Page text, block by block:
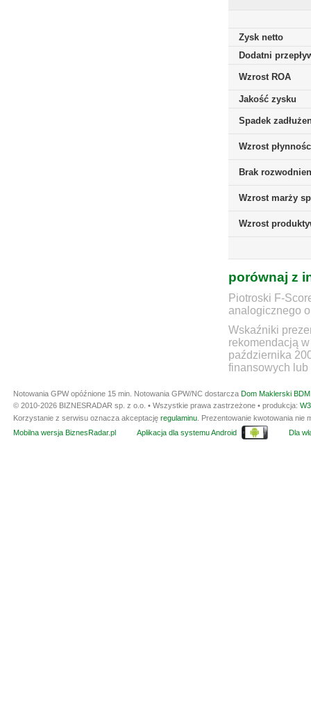
Zysk netto
Dodatni
Wzrost ROA
Jakość zysku
Spadek
Wzrost
Brak
Wzrost marży
Wzrost
porównaj z
Piotroski F-
analogicznego
Wskaźniki
rekomendacją
października
finansowych lub
Notowania GPW opóźnione 15 min. Notowania GPW/NC dostarcza Dom Maklerski
© 2010-2026 BIZNESRADAR sp. z o.o. • Wszystkie prawa zastrzeżone • produkcja:
Korzystanie z serwisu oznacza akceptację regulaminu . Prezentowanie kwotowania
Mobilna wersja BiznesRadar.pl
Aplikacja dla systemu Android Dla